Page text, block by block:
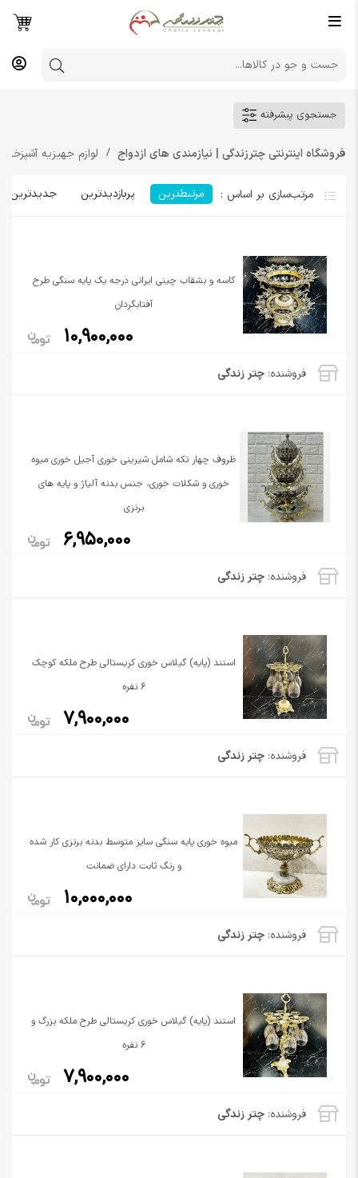
جستجوی پیشرفته
فروشگاه اینترنتی چترزندگی | نیازمندی های ازدواج لوازم جهیزیه آشپزخانه
مرتبط‌ترین پربازدیدترین جدیدترین
فروشنده:چتر زندگی
کاسه و بشقاب چینی ایرانی درجه یک پایه سنگی طرح
آفتابگردان
10,900,000
فروشنده:چتر زندگی
ظروف چهار تکه شامل شیرینی خوری آجیل خوری میوه
خوری و شکلات خوری، جنس بدنه آلیاژ و پایه های
برنزی
6,950,000
فروشنده:چتر زندگی
استند (پایه) گیلاس خوری کریستالی طرح ملکه کوچک
6 نفره
7,900,000
فروشنده:چتر زندگی
میوه خوری پایه سنگی سایز متوسط بدنه برنزی کار شده
و رنگ ثابت دارای ضمانت
10,000,000
فروشنده:چتر زندگی
استند (پایه) گیلاس خوری کریستالی طرح ملکه بزرگ و
6 نفره
7,900,000